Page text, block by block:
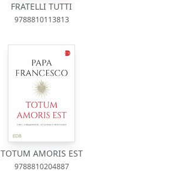
FRATELLI TUTTI
9788810113813
TOTUM AMORIS EST
9788810204887